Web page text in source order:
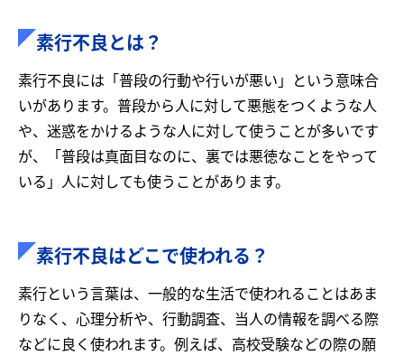
素行不良とは？
素行不良には「普段の行動や行いが悪い」という意味合
いがあります。普段から人に対して悪態をつくような人
や、迷惑をかけるような人に対して使うことが多いです
が、「普段は真面目なのに、裏では悪徳なことをやって
いる」人に対しても使うことがあります。
素行不良はどこで使われる？
素行という言葉は、一般的な生活で使われることはあま
りなく、心理分析や、行動調査、当人の情報を調べる際
などに良く使われます。例えば、高校受験などの際の願